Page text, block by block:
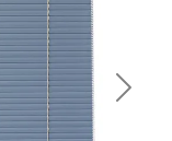
Next